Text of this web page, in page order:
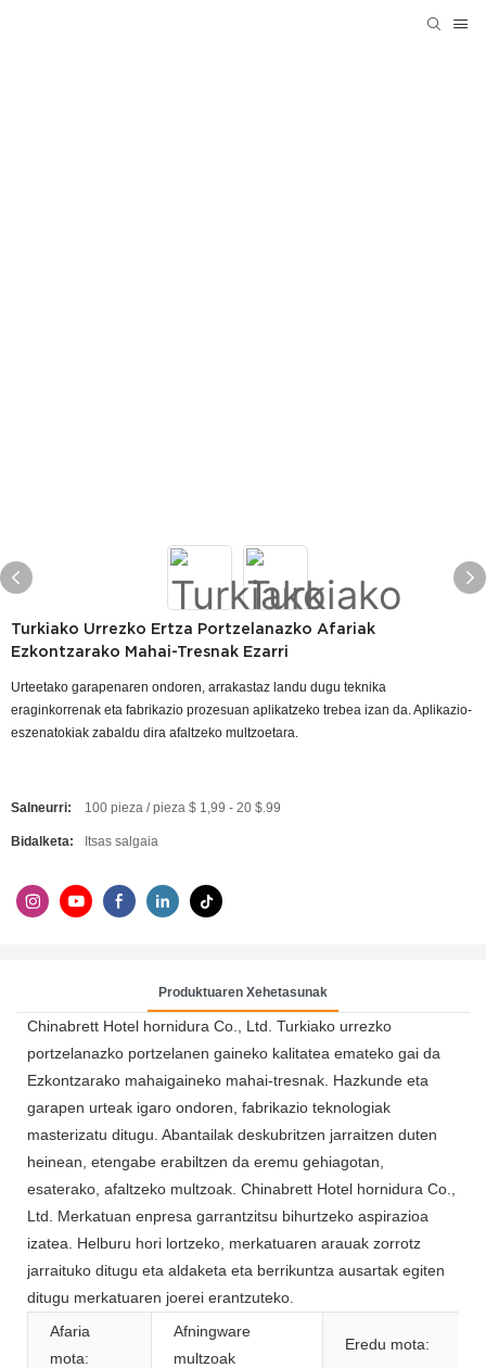
Turkiako Urrezko Ertza Portzelanazko Afariak
Ezkontzarako Mahai-Tresnak Ezarri
Urteetako garapenaren ondoren, arrakastaz landu dugu teknika
eraginkorrenak eta fabrikazio prozesuan aplikatzeko trebea izan da. Aplikazio-
eszenatokiak zabaldu dira afaltzeko multzoetara.
Salneurri: 100 pieza / pieza $ 1,99 - 20 $.99
Bidalketa: Itsas salgaia
Produktuaren Xehetasunak
Chinabrett Hotel hornidura Co., Ltd. Turkiako urrezko
portzelanazko portzelanen gaineko kalitatea emateko gai da
Ezkontzarako mahaigaineko mahai-tresnak. Hazkunde eta
garapen urteak igaro ondoren, fabrikazio teknologiak
masterizatu ditugu. Abantailak deskubritzen jarraitzen duten
heinean, etengabe erabiltzen da eremu gehiagotan,
esaterako, afaltzeko multzoak. Chinabrett Hotel hornidura Co.,
Ltd. Merkatuan enpresa garrantzitsu bihurtzeko aspirazioa
izatea. Helburu hori lortzeko, merkatuaren arauak zorrotz
jarraituko ditugu eta aldaketa eta berrikuntza ausartak egiten
ditugu merkatuaren joerei erantzuteko.
Afaria
mota:
Afningware
multzoak
Eredu mota: